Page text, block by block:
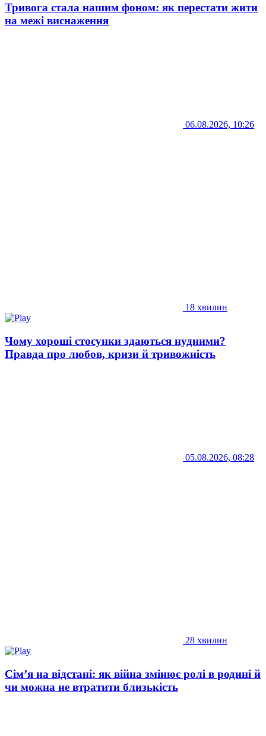
Тривога стала нашим фоном: як перестати жити
на межі виснаження
06.08.2026, 10:26
18 хвилин
Чому хороші стосунки здаються нудними?
Правда про любов, кризи й тривожність
05.08.2026, 08:28
28 хвилин
Сім’я на відстані: як війна змінює ролі в родині й
чи можна не втратити близькість